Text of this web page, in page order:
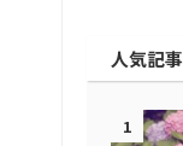
人気記事
1